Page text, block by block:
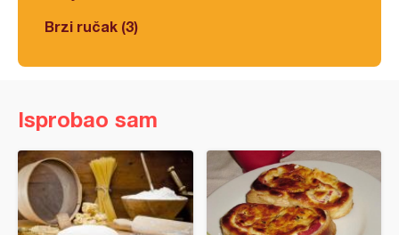
Brzi ručak (3)
Isprobao sam